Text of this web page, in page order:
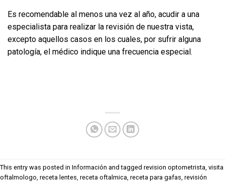
Es recomendable al menos una vez al año, acudir a una
especialista para realizar la revisión de nuestra vista,
excepto aquellos casos en los cuales, por sufrir alguna
patología, el médico indique una frecuencia especial.
This entry was posted in Información and tagged revision optometrista, visita
oftalmologo, receta lentes, receta oftalmica, receta para gafas, revisión